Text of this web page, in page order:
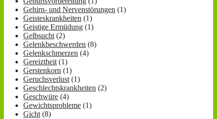
Gehirn- und Nervenstörungen (1)
Geisteskrankheiten (1)
Geistige Ermüdung (1)
Gelbsucht(2)
Gelenkbeschwerden (8)
Gelenkschmerzen (4)
Gereiztheit(1)
Gerstenkorn (1)
Geruchsverlust(1)
Geschlechtskrankheiten (2)
Geschwüre (4)
Gewichtsprobleme (1)
Gicht(8)